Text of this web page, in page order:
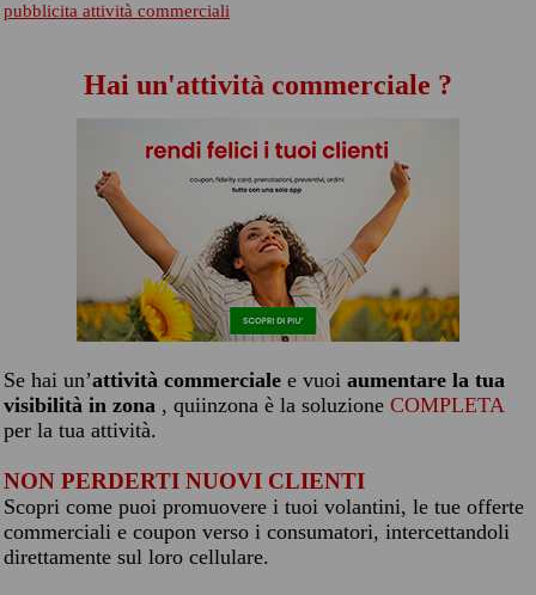
pubblicita attività commerciali
Hai un'attività commerciale ?
Se hai un’attività commerciale e vuoi aumentare la tua
visibilità in zona , quiinzona è la soluzione COMPLETA
per la tua attività.
NON PERDERTI NUOVI CLIENTI
Scopri come puoi promuovere i tuoi volantini, le tue offerte
commerciali e coupon verso i consumatori, intercettandoli
direttamente sul loro cellulare.